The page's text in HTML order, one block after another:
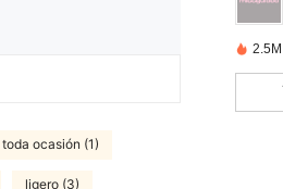
toda ocasión (1)
ligero (3)